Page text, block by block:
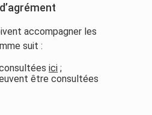
accompagner les
suit :
consultéesici ;
être consultées